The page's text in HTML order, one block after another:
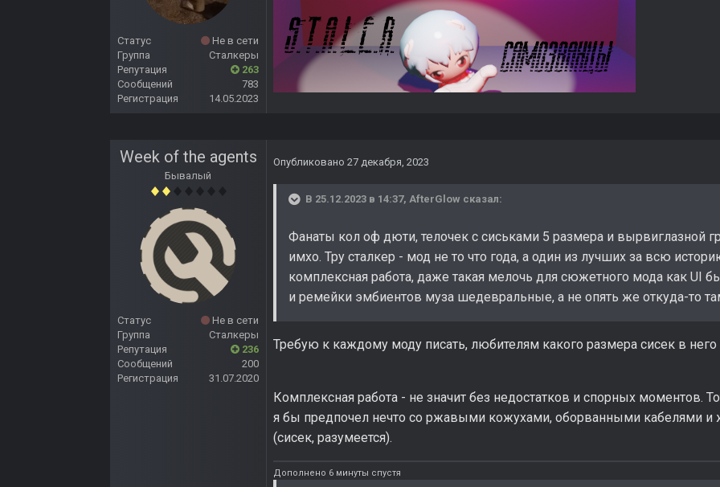
Статус
Не в сети
Группа
Сталкеры
Репутация
263
Сообщений
783
Регистрация
14.05.2023
Week of the agents
Бывалый
Статус
Не в сети
Группа
Сталкеры
Репутация
236
Сообщений
200
Регистрация
31.07.2020
Опубликовано 27 декабря, 2023
В 25.12.2023 в 14:37, AfterGlow сказал:
Фанаты кол оф дюти, телочек с сиськами 5 размера и вырвиглазной
имхо. Тру сталкер - мод не то что года, а один из лучших за всю
комплексная работа, даже такая мелочь для сюжетного мода как UI
и ремейки эмбиентов муза шедевральные, а не опять же откуда-то
Требую к каждому моду писать, любителям какого размера сисек в него
Комплексная работа - не значит без недостатков и спорных моментов.
я бы предпочел нечто со ржавыми кожухами, оборванными кабелями и
(сисек, разумеется).
Дополнено 6 минуты спустя